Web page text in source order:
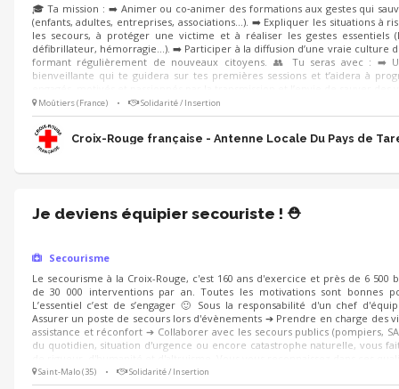
🎓 Ta mission : ➡️ Animer ou co‑animer des formations aux gestes qui
(enfants, adultes, entreprises, associations…). ➡️ Expliquer les situations à
les secours, à protéger une victime et à réaliser les gestes essentiels
défibrillateur, hémorragie…). ➡️ Participer à la diffusion d’une vraie culture
formant régulièrement de nouveaux citoyens. 👥 Tu seras avec : ➡️
bienveillante qui te guidera sur tes premières sessions et t’aidera à
Moûtiers (France) • Solidarité / Insertion
Croix-Rouge française - Antenne Locale Du Pays de
Je deviens équipier secouriste ! ⛑️
Secourisme
Le secourisme à la Croix-Rouge, c'est 160 ans d'exercice et près de 6 500
de 30 000 interventions par an. Toutes les motivations sont bonnes
L’essentiel c’est de s’engager 🙂 Sous la responsabilité d'un chef
Assurer un poste de secours lors d'évènements ➔ Prendre en charge des
assistance et réconfort ➔ Collaborer avec les secours publics (pompiers,
du quotidien, situation d'urgence ou encore catastrophe naturelle, vous
Saint-Malo (35) • Solidarité / Insertion